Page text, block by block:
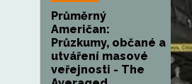
Průměrný
Američan:
Průzkumy, občané a
utváření masové
veřejnosti - The